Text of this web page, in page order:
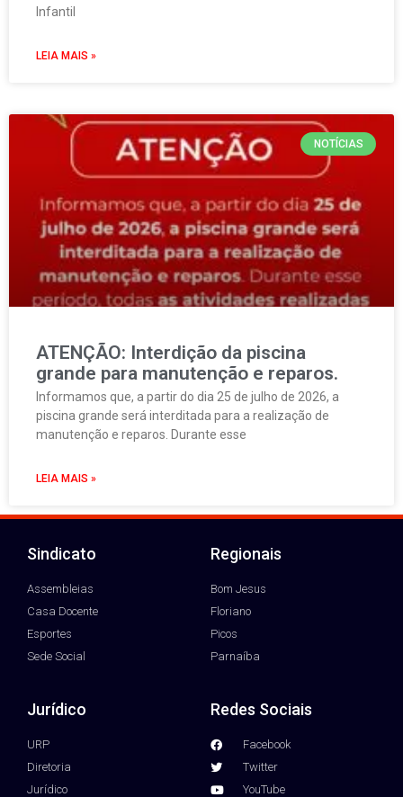
Infantil
LEIA MAIS »
NOTÍCIAS
ATENÇÃO: Interdição da piscina
grande para manutenção e reparos.
Informamos que, a partir do dia 25 de julho de 2026, a
piscina grande será interditada para a realização de
manutenção e reparos. Durante esse
LEIA MAIS »
Sindicato
Assembleias
Casa Docente
Esportes
Sede Social
Regionais
Bom Jesus
Floriano
Picos
Parnaíba
Jurídico
URP
Diretoria
Jurídico
Redes Sociais
Facebook
Twitter
YouTube